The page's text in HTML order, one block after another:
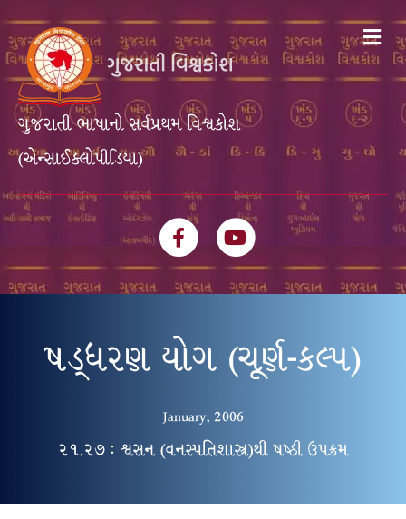
ગુજરાતી ભાષાનો સર્વપ્રથમ વિશ્વકોશ
(એન્સાઈક્લોપીડિયા)
FacebookYoutube
ષડ્ધરણ યોગ (ચૂર્ણ-કલ્પ)
January, 2006
૨૧.૨૭ : શ્વસન (વનસ્પતિશાસ્ત્ર)થી ષષ્ઠી ઉપક્રમ